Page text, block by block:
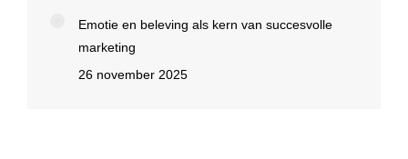
Emotie en beleving als kern van succesvolle
marketing
26 november 2025